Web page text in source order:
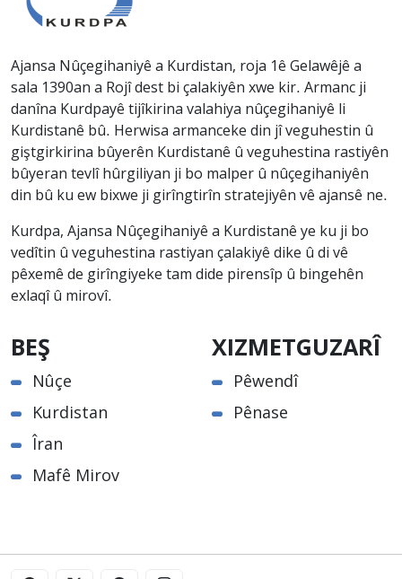
Ajansa Nûçegihaniyê a Kurdistan, roja 1ê Gelawêjê a
sala 1390an a Rojî dest bi çalakiyên xwe kir. Armanc ji
danîna Kurdpayê tijîkirina valahiya nûçegihaniyê li
Kurdistanê bû. Herwisa armanceke din jî veguhestin û
giştgirkirina bûyerên Kurdistanê û veguhestina rastiyên
bûyeran tevlî hûrgiliyan ji bo malper û nûçegihaniyên
din bû ku ew bixwe ji girîngtirîn stratejiyên vê ajansê ne.
Kurdpa, Ajansa Nûçegihaniyê a Kurdistanê ye ku ji bo
vedîtin û veguhestina rastiyan çalakiyê dike û di vê
pêxemê de girîngiyeke tam dide pirensîp û bingehên
exlaqî û mirovî.
BEŞ
Nûçe
Kurdistan
Îran
Mafê Mirov
XIZMETGUZARÎ
Pêwendî
Pênase